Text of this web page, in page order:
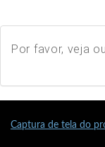
Por favor, veja
Captura de tela do